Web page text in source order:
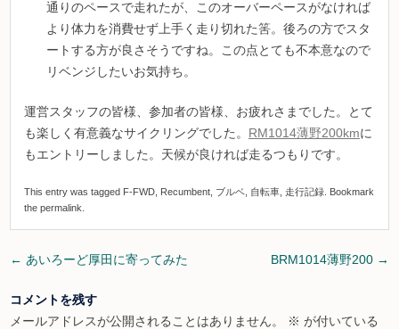
通りのペースで走れたが、このオーバーペースがなければ
より体力を消費せず上手く走り切れた筈。後ろの方でスタ
ートする方が良さそうですね。この点とても不本意なので
リベンジしたいお気持ち。
運営スタッフの皆様、参加者の皆様、お疲れさまでした。とて
も楽しく有意義なサイクリングでした。 RM1014薄野200kmに
もエントリーしました。天候が良ければ走るつもりです。
This entry was tagged F-FWD, Recumbent, ブルベ, 自転車, 走行記録. Bookmark
the permalink
Post
← あいろーど厚田に寄ってみた BRM1014薄野200 →
コメントを残す
メールアドレスが公開されることはありません。
※ が付いている